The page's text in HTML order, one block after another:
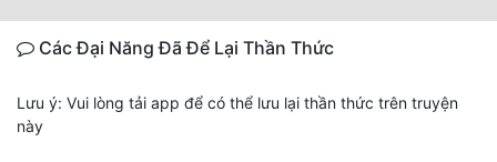
Các Đại Năng Đã Để Lại Thần Thức
Lưu ý: Vui lòng tải app để có thể lưu lại thần thức trên truyện
này